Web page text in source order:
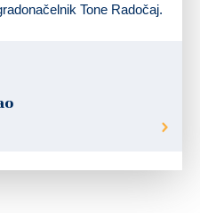
Tone Radočaj.